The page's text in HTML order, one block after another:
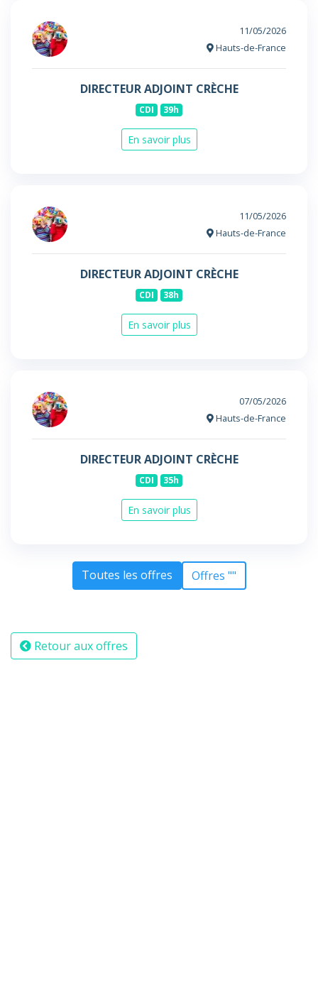
11/05/2026
Hauts-de-France
DIRECTEUR ADJOINT CRÈCHE
CDI 39h
En savoir plus
11/05/2026
Hauts-de-France
DIRECTEUR ADJOINT CRÈCHE
CDI 38h
En savoir plus
07/05/2026
Hauts-de-France
DIRECTEUR ADJOINT CRÈCHE
CDI 35h
En savoir plus
Toutes les offres Offres ""
Retour aux offres